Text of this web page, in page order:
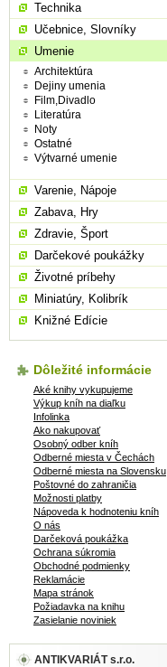
Technika
Učebnice, Slovníky
Umenie
Architektúra
Dejiny umenia
Film,Divadlo
Literatúra
Noty
Ostatné
Výtvarné umenie
Varenie, Nápoje
Zabava, Hry
Zdravie, Šport
Darčekové poukážky
Životné príbehy
Miniatúry, Kolibrík
Knižné Edície
Dôležité informácie
Aké knihy vykupujeme
Výkup kníh na diaľku
Infolinka
Ako nakupovať
Osobný odber kníh
Odberné miesta v Čechách
Odberné miesta na Slovensku
Poštovné do zahraničia
Možnosti platby
Nápoveda k hodnoteniu kníh
O nás
Darčeková poukážka
Ochrana súkromia
Obchodné podmienky
Reklamácie
Mapa stránok
Požiadavka na knihu
Zasielanie noviniek
ANTIKVARIÁT s.r.o.